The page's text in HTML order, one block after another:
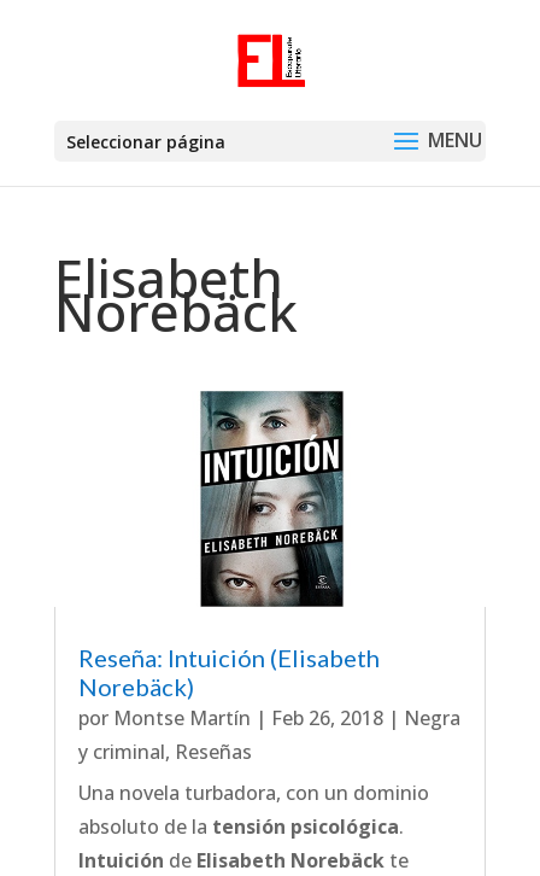
Seleccionar página
Elisabeth
Norebäck
Reseña: Intuición (Elisabeth
Norebäck)
por Montse Martín | Feb 26, 2018| Negra
y criminal, Reseñas
Una novela turbadora, con un dominio
absoluto de la tensión psicológica.
Intuición de Elisabeth Norebäckte